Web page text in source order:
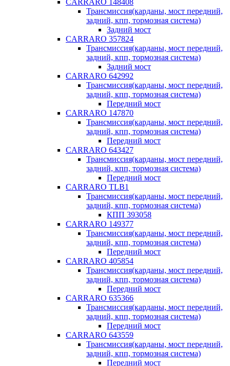
CARRARO 148408
Трансмиссия(карданы, мост передний,
задний, кпп, тормозная система)
Задний мост
CARRARO 357824
Трансмиссия(карданы, мост передний,
задний, кпп, тормозная система)
Задний мост
CARRARO 642992
Трансмиссия(карданы, мост передний,
задний, кпп, тормозная система)
Передний мост
CARRARO 147870
Трансмиссия(карданы, мост передний,
задний, кпп, тормозная система)
Передний мост
CARRARO 643427
Трансмиссия(карданы, мост передний,
задний, кпп, тормозная система)
Передний мост
CARRARO TLB1
Трансмиссия(карданы, мост передний,
задний, кпп, тормозная система)
КПП 393058
CARRARO 149377
Трансмиссия(карданы, мост передний,
задний, кпп, тормозная система)
Передний мост
CARRARO 405854
Трансмиссия(карданы, мост передний,
задний, кпп, тормозная система)
Передний мост
CARRARO 635366
Трансмиссия(карданы, мост передний,
задний, кпп, тормозная система)
Передний мост
CARRARO 643559
Трансмиссия(карданы, мост передний,
задний, кпп, тормозная система)
Передний мост